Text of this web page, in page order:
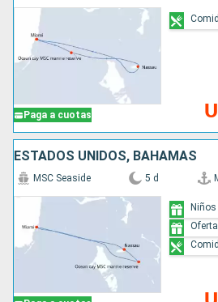
Paga a cuotas
ESTADOS UNIDOS, BAHAMAS
MSC Seaside 5 d